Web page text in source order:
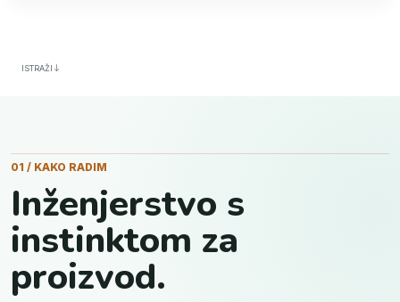
ISTRAŽI
01 / KAKO RADIM
Inženjerstvo s
instinktom za
proizvod.